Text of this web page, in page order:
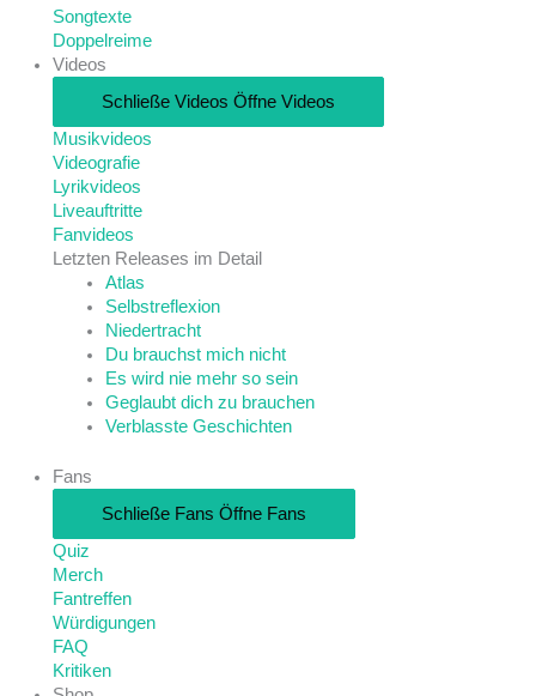
Songtexte
Doppelreime
Videos
Schließe Videos Öffne Videos
Musikvideos
Videografie
Lyrikvideos
Liveauftritte
Fanvideos
Letzten Releases im Detail
Atlas
Selbstreflexion
Niedertracht
Du brauchst mich nicht
Es wird nie mehr so sein
Geglaubt dich zu brauchen
Verblasste Geschichten
Fans
Schließe Fans Öffne Fans
Quiz
Merch
Fantreffen
Würdigungen
FAQ
Kritiken